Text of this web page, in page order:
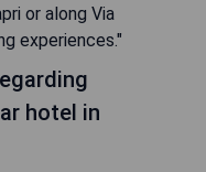
or along Via
experiences."
hotel in